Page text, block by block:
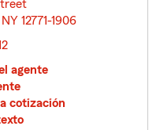
12771-1906
agente
cotización